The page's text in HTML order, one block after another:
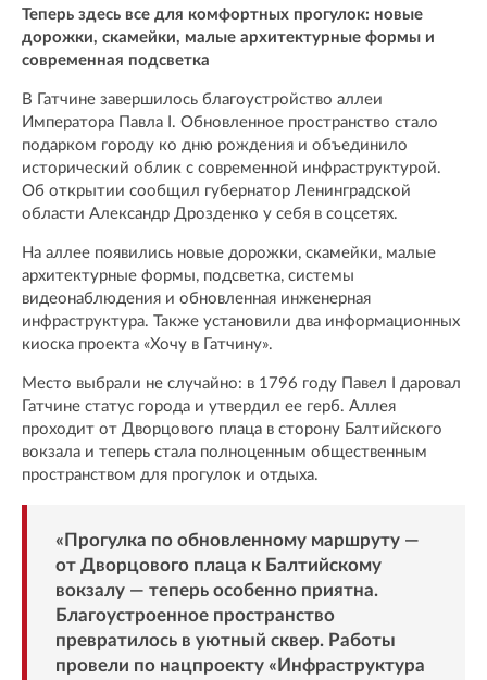
Теперь здесь все для комфортных прогулок: новые
дорожки, скамейки, малые архитектурные формы и
современная подсветка
В Гатчине завершилось благоустройство аллеи
Императора Павла I. Обновленное пространство стало
подарком городу ко дню рождения и объединило
исторический облик с современной инфраструктурой.
Об открытии сообщил губернатор Ленинградской
области Александр Дрозденко у себя в соцсетях.
На аллее появились новые дорожки, скамейки, малые
архитектурные формы, подсветка, системы
видеонаблюдения и обновленная инженерная
инфраструктура. Также установили два информационных
киоска проекта «Хочу в Гатчину».
Место выбрали не случайно: в 1796 году Павел I даровал
Гатчине статус города и утвердил ее герб. Аллея
проходит от Дворцового плаца в сторону Балтийского
вокзала и теперь стала полноценным общественным
пространством для прогулок и отдыха.
«Прогулка по обновленному маршруту —
от Дворцового плаца к Балтийскому
вокзалу — теперь особенно приятна.
Благоустроенное пространство
превратилось в уютный сквер. Работы
провели по нацпроекту «Инфраструктура